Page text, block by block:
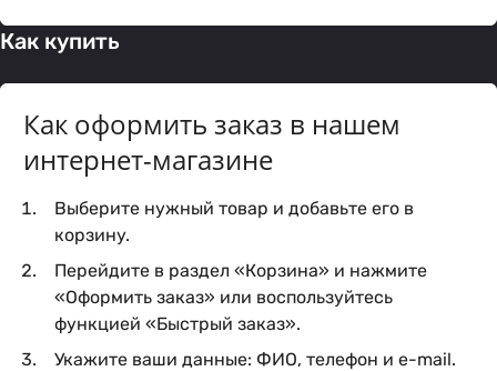
Как купить
Как оформить заказ в нашем
интернет-магазине
Выберите нужный товар и добавьте его в
корзину.
Перейдите в раздел «Корзина» и нажмите
«Оформить заказ» или воспользуйтесь
функцией «Быстрый заказ».
Укажите ваши данные: ФИО, телефон и e-mail.